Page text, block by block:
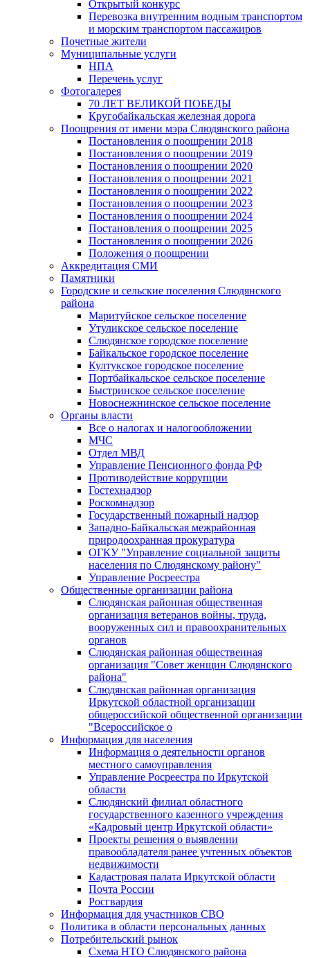
Открытый конкурс
Перевозка внутренним водным транспортом
и морским транспортом пассажиров
Почетные жители
Муниципальные услуги
НПА
Перечень услуг
Фотогалерея
70 ЛЕТ ВЕЛИКОЙ ПОБЕДЫ
Кругобайкальская железная дорога
Поощрения от имени мэра Слюдянского района
Постановления о поощрении 2018
Постановления о поощрении 2019
Постановления о поощрении 2020
Постановления о поощрении 2021
Постановления о поощрении 2022
Постановления о поощрении 2023
Постановления о поощрении 2024
Постановления о поощрении 2025
Постановления о поощрении 2026
Положения о поощрении
Аккредитация СМИ
Памятники
Городские и сельские поселения Слюдянского
района
Маритуйское сельское поселение
Утуликское сельское поселение
Слюдянское городское поселение
Байкальское городское поселение
Култукское городское поселение
Портбайкальское сельское поселение
Быстринское сельское поселение
Новоснежнинское сельское поселение
Органы власти
Все о налогах и налогообложении
МЧС
Отдел МВД
Управление Пенсионного фонда РФ
Противодействие коррупции
Гостехнадзор
Роскомнадзор
Государственный пожарный надзор
Западно-Байкальская межрайонная
природоохранная прокуратура
ОГКУ "Управление социальной защиты
населения по Слюдянскому району"
Управление Росреестра
Общественные организации района
Слюдянская районная общественная
организация ветеранов войны, труда,
вооруженных сил и правоохранительных
органов
Слюдянская районная общественная
организация "Совет женщин Слюдянского
района"
Слюдянская районная организация
Иркутской областной организации
общероссийской общественной организации
"Всероссийское о
Информация для населения
Информация о деятельности органов
местного самоуправления
Управление Росреестра по Иркутской
области
Слюдянский филиал областного
государственного казенного учреждения
«Кадровый центр Иркутской области»
Проекты решения о выявлении
правообладателя ранее учтенных объектов
недвижимости
Кадастровая палата Иркутской области
Почта России
Росгвардия
Информация для участников СВО
Политика в области персональных данных
Потребительский рынок
Схема НТО Слюдянского района